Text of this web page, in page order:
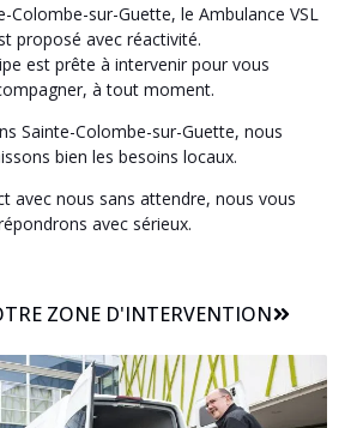
Colombe-sur-Guette, le Ambulance VSL
proposé avec réactivité.
est prête à intervenir pour vous
à tout moment.
Sainte-Colombe-sur-Guette, nous
bien les besoins locaux.
avec nous sans attendre, nous vous
avec sérieux.
ZONE D'INTERVENTION